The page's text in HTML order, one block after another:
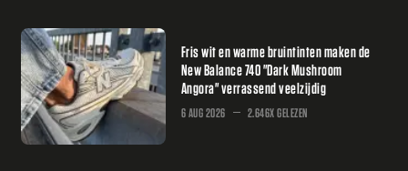
Fris wit en warme bruintinten maken de
New Balance 740 "Dark Mushroom
Angora" verrassend veelzijdig
6 AUG 2026 2.646X GELEZEN